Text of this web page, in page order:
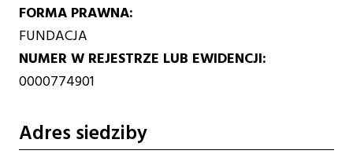
FORMA PRAWNA
FUNDACJA
NUMER W REJESTRZE LUB EWIDENCJI
0000774901
Adres siedziby